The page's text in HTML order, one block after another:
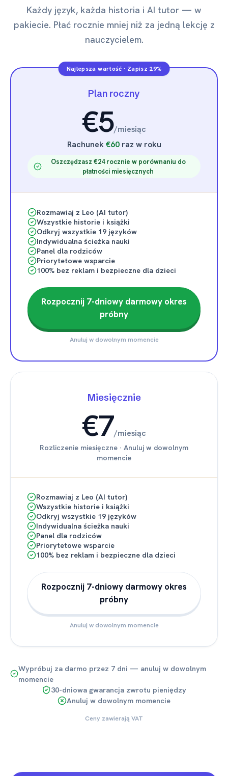
Każdy język, każda historia i AI tutor — w
pakiecie. Płać rocznie mniej niż za jedną lekcję z
nauczycielem.
Najlepsza wartość · Zapisz 29%
Plan roczny
€5/miesiąc
Rachunek€60raz w roku
Oszczędzasz €24 rocznie w porównaniu do
płatności miesięcznych
Rozmawiaj z Leo (AI tutor)
Wszystkie historie i książki
Odkryj wszystkie 19 języków
Indywidualna ścieżka nauki
Panel dla rodziców
Priorytetowe wsparcie
100% bez reklam i bezpieczne dla dzieci
Rozpocznij 7-dniowy darmowy okres
próbny
Anuluj w dowolnym momencie
Miesięcznie
€7/miesiąc
Rozliczenie miesięczne · Anuluj w dowolnym
momencie
Rozmawiaj z Leo (AI tutor)
Wszystkie historie i książki
Odkryj wszystkie 19 języków
Indywidualna ścieżka nauki
Panel dla rodziców
Priorytetowe wsparcie
100% bez reklam i bezpieczne dla dzieci
Rozpocznij 7-dniowy darmowy okres
próbny
Anuluj w dowolnym momencie
Wypróbuj za darmo przez 7 dni — anuluj w dowolnym
momencie
30-dniowa gwarancja zwrotu pieniędzy
Anuluj w dowolnym momencie
Ceny zawierają VAT